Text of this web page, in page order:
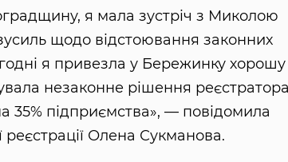
я мала зустріч з Миколою
щодо відстоювання законних
я привезла у Бережинку хорошу
незаконне рішення реєстратора
35% підприємства», — повідомила
реєстрації Олена Сукманова.